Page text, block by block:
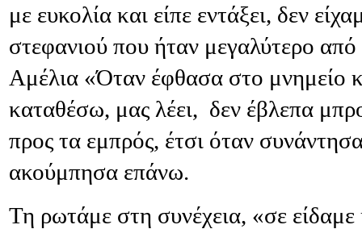
με ευκολία και είπε εντάξει, δεν
στεφανιού που ήταν μεγαλύτερο
Αμέλια «Όταν έφθασα στο μνημείο
καταθέσω, μας λέει, δεν έβλεπα
προς τα εμπρός, έτσι όταν
ακούμπησα επάνω.
Τη ρωτάμε στη συνέχεια, «σε